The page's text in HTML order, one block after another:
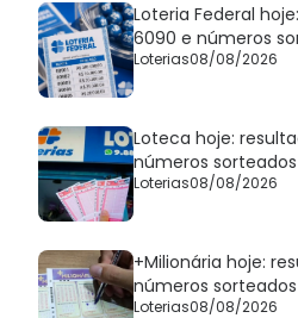
Loteria Federal
6090 e números
Loterias08/08/2026
Loteca hoje:
números sorteados
Loterias08/08/2026
+Milionária hoje:
números sorteados
Loterias08/08/2026